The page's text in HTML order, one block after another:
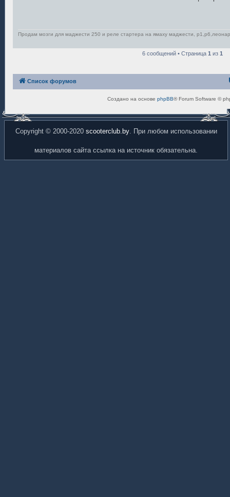
е
Продам мозги для маджести 250 и реле стартера на ямаху маджести,
6 сообщений • Страница 1 из 1
Список форумов
Создано на основе phpBB® Forum Software ©
Copyright © 2000-2020 scooterclub.by. При любом использовании
материалов сайта ссылка на источник обязательна.